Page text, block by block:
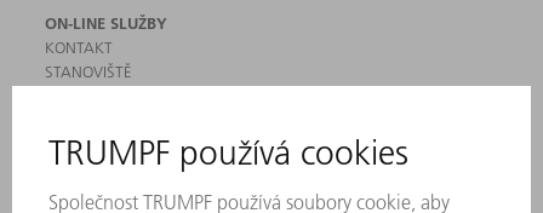
ON-LINE SLUŽBY
KONTAKT
STANOVIŠTĚ
MYTRUMPF
BEZPEČNOSTNÍ LISTY
PRODUKTY